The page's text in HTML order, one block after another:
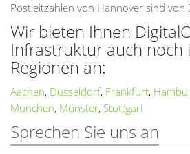
Postleitzahlen von Hannover sind
Wir bieten Ihnen
Infrastruktur auch noch
Regionen an:
Aachen, Düsseldorf, Frankfurt,
München, Münster, Stuttgart
Sprechen Sie uns an